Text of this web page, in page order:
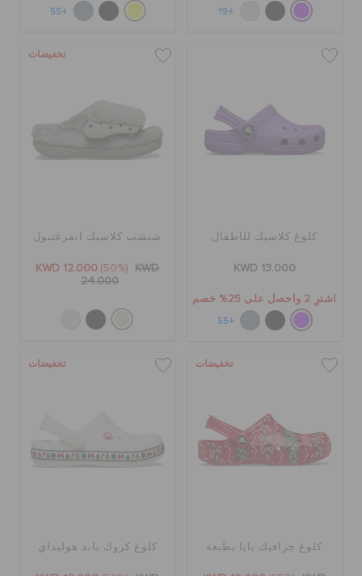
+19
+55
كلوغ كلاسيك للأطفال
KWD 13.000
اشترِ 2 واحصل على 25% خصم
+55
تخفيضات
شبشب كلاسيك انفرغتبول
KWD 12.000 (50%)
KWD
24.000
تخفيضات
كلوغ جرافيك بايا بطبعة
تخفيضات
كلوغ كروك باند هوليداي